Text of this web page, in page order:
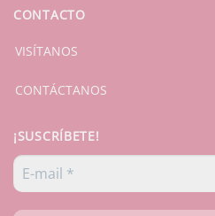
CONTACTO
VISÍTANOS
CONTÁCTANOS
¡SUSCRÍBETE!